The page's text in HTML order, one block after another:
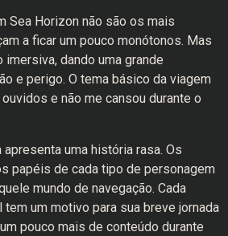
Sea Horizon não são os mais
a ficar um pouco monótonos. Mas
imersiva, dando uma grande
e perigo. O tema básico da viagem
e não me cansou durante o
apresenta uma história rasa. Os
papéis de cada tipo de personagem
mundo de navegação. Cada
um motivo para sua breve jornada
pouco mais de conteúdo durante